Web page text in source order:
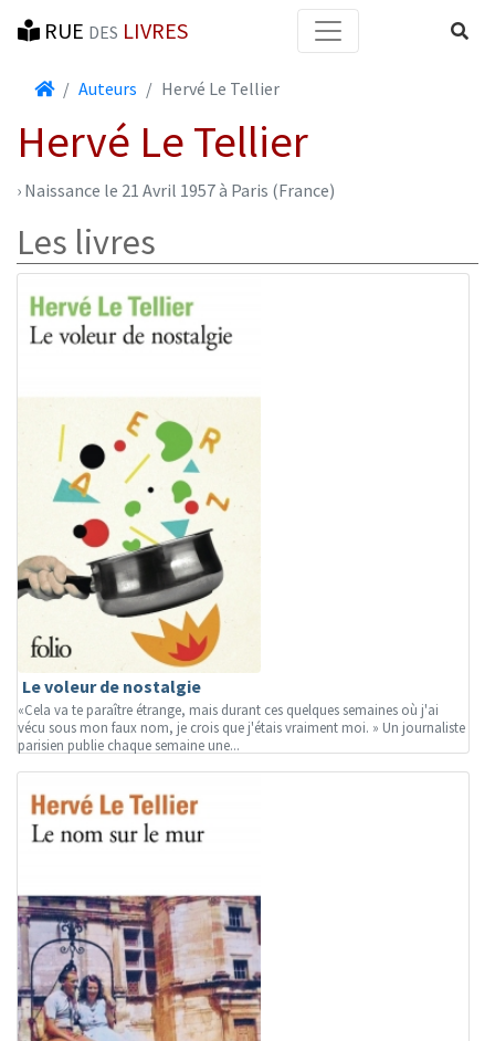
RUE DES LIVRES
AccueilAuteurs Hervé Le Tellier
Hervé Le Tellier
› Naissance le 21 Avril 1957 à Paris (France)
Les livres
Le voleur de nostalgie
«Cela va te paraître étrange, mais durant ces quelques semaines où j'ai
vécu sous mon faux nom, je crois que j'étais vraiment moi. » Un journaliste
parisien publie chaque semaine une...